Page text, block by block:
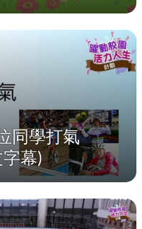
同學打氣
幕)